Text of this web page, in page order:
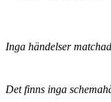
Inga händelser
Det finns inga